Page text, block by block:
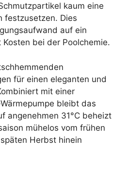
kaum eine
festzusetzen. Dies
auf ein
bei der Poolchemie.
für einen eleganten und
mit einer
bleibt das
angenehmen 31°C beheizt
mühelos vom frühen
Herbst hinein